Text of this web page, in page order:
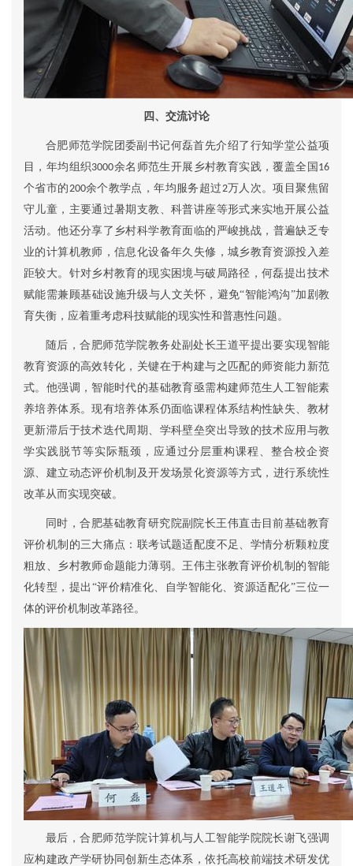
四、交流讨论
合肥师范学院团委副书记何磊首先介绍了行知学堂公益项
目
，年均组织3000余名师范生开展乡村教育实践，覆盖全国 16
个省市的200余个教学点 ，年均服务超过2万人次。项目聚焦留
守儿童， 主要通过暑期支教、科普讲座等形式来实地开展公益
活动。他还分享了 乡村科学教育面临的严峻挑战 ， 普遍缺乏专
业的计算机教师，信息化设备年久失修，城乡教育资源投入差
距较大。针对乡村教育的现实困境与破局路径，何磊提出技术
赋能需兼顾基础设施升级与人文关怀，避免“智能鸿沟”加剧教
育失衡， 应着重考虑科技赋能的现实性和普惠性问题。
随后，合肥师范学院教务处副处长王道平提出要实现智能
教育资源的高效转化，关键在于构建与之匹配的师资能力新范
式。 他强调，智能时代的基础教育亟需构建师范生人工智能素
养培养体系。现有培养体系仍面临课程体系结构性缺失、教材
更新滞后于技术迭代周期、学科壁垒突出导致的技术应用与教
学实践脱节等实际瓶颈 ， 应通过分层重构课程、整合校企资
源、 建立动态评价机制及开发场景化资源等方式，进行系统性
改革从而 实现突破。
同时，合肥基础教育研究院副院长王伟直击目前基础教育
评价机制的三大痛点：联考试题适配度不足、学情分析颗粒度
粗放、乡村教师命题能力薄弱。王伟主张教育评价机制的智能
化转型，提出 “评价精准化、自学智能化、资源适配化”三位一
体的评价机制改革路径。
最后，合肥师范学院计算机与人工智能学院院长谢飞强调
应构建政产学研协同创新生态体系，依托高校前端技术研发优